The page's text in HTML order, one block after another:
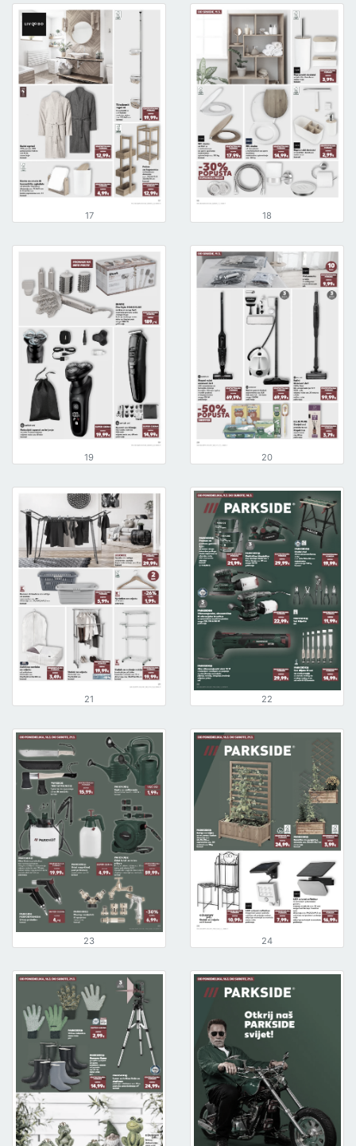
17 18
19 20
21 22
23 24